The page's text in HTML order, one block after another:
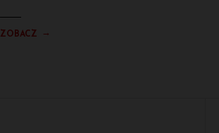
ZOBACZ →